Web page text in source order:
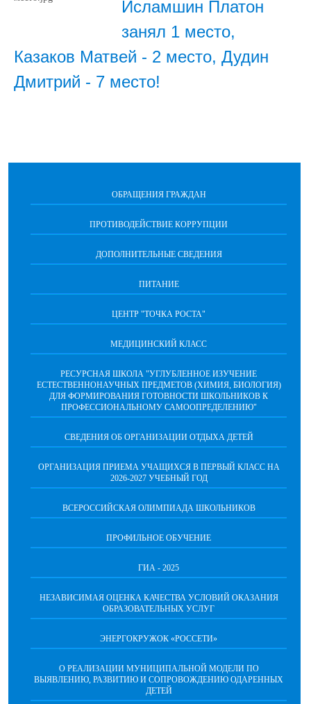
Исламшин Платон
занял 1 место,
Казаков Матвей - 2 место, Дудин
Дмитрий - 7 место!
ОБРАЩЕНИЯ ГРАЖДАН
ПРОТИВОДЕЙСТВИЕ КОРРУПЦИИ
ДОПОЛНИТЕЛЬНЫЕ СВЕДЕНИЯ
ПИТАНИЕ
ЦЕНТР "ТОЧКА РОСТА"
МЕДИЦИНСКИЙ КЛАСС
РЕСУРСНАЯ ШКОЛА "УГЛУБЛЕННОЕ ИЗУЧЕНИЕ
ЕСТЕСТВЕННОНАУЧНЫХ ПРЕДМЕТОВ (ХИМИЯ, БИОЛОГИЯ)
ДЛЯ ФОРМИРОВАНИЯ ГОТОВНОСТИ ШКОЛЬНИКОВ К
ПРОФЕССИОНАЛЬНОМУ САМООПРЕДЕЛЕНИЮ"
СВЕДЕНИЯ ОБ ОРГАНИЗАЦИИ ОТДЫХА ДЕТЕЙ
ОРГАНИЗАЦИЯ ПРИЕМА УЧАЩИХСЯ В ПЕРВЫЙ КЛАСС НА
2026-2027 УЧЕБНЫЙ ГОД
ВСЕРОССИЙСКАЯ ОЛИМПИАДА ШКОЛЬНИКОВ
ПРОФИЛЬНОЕ ОБУЧЕНИЕ
ГИА - 2025
НЕЗАВИСИМАЯ ОЦЕНКА КАЧЕСТВА УСЛОВИЙ ОКАЗАНИЯ
ОБРАЗОВАТЕЛЬНЫХ УСЛУГ
ЭНЕРГОКРУЖОК «РОССЕТИ»
О РЕАЛИЗАЦИИ МУНИЦИПАЛЬНОЙ МОДЕЛИ ПО
ВЫЯВЛЕНИЮ, РАЗВИТИЮ И СОПРОВОЖДЕНИЮ ОДАРЕННЫХ
ДЕТЕЙ